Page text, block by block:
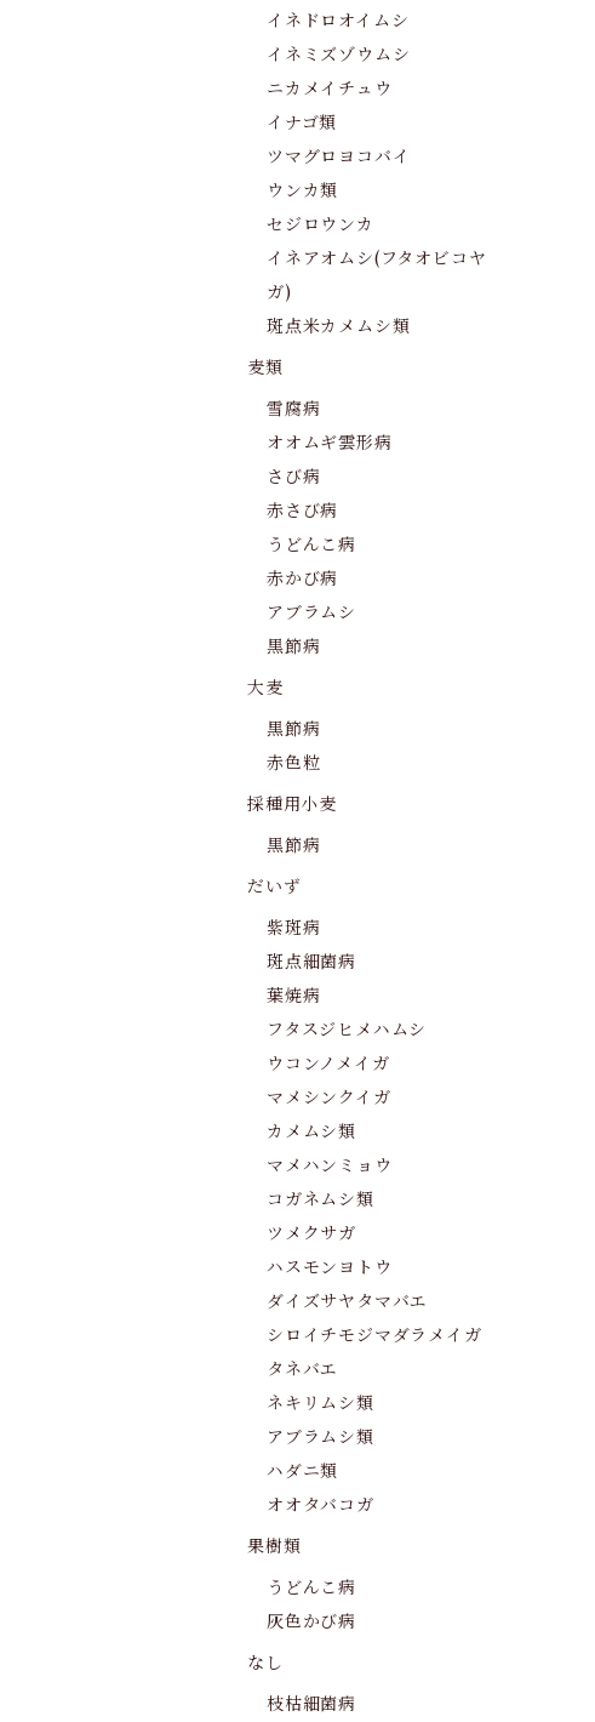
イネドロオイムシ
イネミズゾウムシ
ニカメイチュウ
イナゴ類
ツマグロヨコバイ
ウンカ類
セジロウンカ
イネアオムシ(フタオビコヤ
ガ)
斑点米カメムシ類
麦類
雪腐病
オオムギ雲形病
さび病
赤さび病
うどんこ病
赤かび病
アブラムシ
黒節病
大麦
黒節病
赤色粒
採種用小麦
黒節病
だいず
紫斑病
斑点細菌病
葉焼病
フタスジヒメハムシ
ウコンノメイガ
マメシンクイガ
カメムシ類
マメハンミョウ
コガネムシ類
ツメクサガ
ハスモンヨトウ
ダイズサヤタマバエ
シロイチモジマダラメイガ
タネバエ
ネキリムシ類
アブラムシ類
ハダニ類
オオタバコガ
果樹類
うどんこ病
灰色かび病
なし
枝枯細菌病